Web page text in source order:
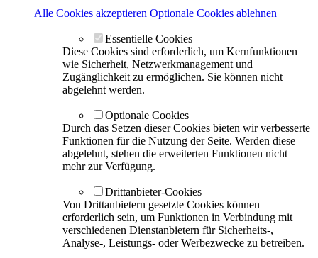
Alle Cookies akzeptieren Optionale Cookies ablehnen
Essentielle Cookies
Diese Cookies sind erforderlich, um Kernfunktionen
wie Sicherheit, Netzwerkmanagement und
Zugänglichkeit zu ermöglichen. Sie können nicht
abgelehnt werden.
Optionale Cookies
Durch das Setzen dieser Cookies bieten wir verbesserte
Funktionen für die Nutzung der Seite. Werden diese
abgelehnt, stehen die erweiterten Funktionen nicht
mehr zur Verfügung.
Drittanbieter-Cookies
Von Drittanbietern gesetzte Cookies können
erforderlich sein, um Funktionen in Verbindung mit
verschiedenen Dienstanbietern für Sicherheits-,
Analyse-, Leistungs- oder Werbezwecke zu betreiben.